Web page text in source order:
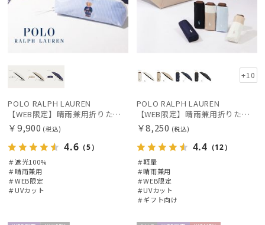
お気に入り
POLO RALPH LAUREN
【WEB限定】晴雨兼用折りたたみ日傘 ポロ ラルフ ローレン（POLO RALPH LAUREN）ワンポイントベア 遮光100 UV100
￥9,900 (税込)
4.6 （5）
＃遮光100%
＃晴雨兼用
＃WEB限定
＃UVカット
+10
POLO RALPH LAUREN
【WEB限定】晴雨兼用折りたたみ日傘 ポロ ラルフ ローレン ポロポニー刺繍 POLO BEAR 雨の日OK 遮光100% 遮熱 簡単開閉 UV100% 晴雨兼用
￥8,250 (税込)
4.4 （12）
＃軽量
＃晴雨兼用
＃WEB限定
＃UVカット
＃ギフト向け